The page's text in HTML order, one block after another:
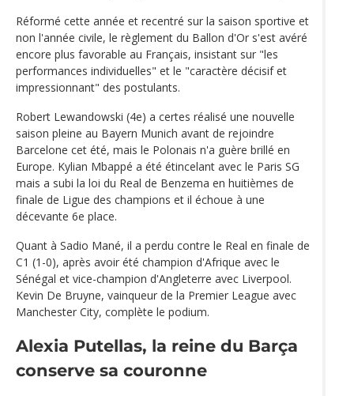
Réformé cette année et recentré sur la saison sportive et
non l'année civile, le règlement du Ballon d'Or s'est avéré
encore plus favorable au Français, insistant sur "les
performances individuelles" et le "caractère décisif et
impressionnant" des postulants.
Robert Lewandowski (4e) a certes réalisé une nouvelle
saison pleine au Bayern Munich avant de rejoindre
Barcelone cet été, mais le Polonais n'a guère brillé en
Europe. Kylian Mbappé a été étincelant avec le Paris SG
mais a subi la loi du Real de Benzema en huitièmes de
finale de Ligue des champions et il échoue à une
décevante 6e place.
Quant à Sadio Mané, il a perdu contre le Real en finale de
C1 (1-0), après avoir été champion d'Afrique avec le
Sénégal et vice-champion d'Angleterre avec Liverpool.
Kevin De Bruyne, vainqueur de la Premier League avec
Manchester City, complète le podium.
Alexia Putellas, la reine du Barça
conserve sa couronne